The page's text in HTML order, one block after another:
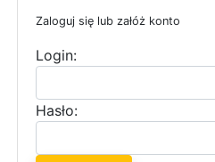
Zaloguj się lub załóż konto
Login:
Hasło: